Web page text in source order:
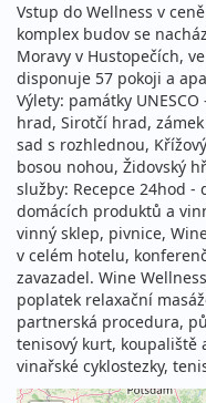
Vstup do Wellness v
komplex budov se
Moravy v Hustopečích,
disponuje 57 pokoji a
Výlety: památky
hrad, Sirotčí hrad,
sad s rozhlednou,
bosou nohou, Židovský
služby: Recepce 24hod
domácích produktů a
vinný sklep, pivnice,
v celém hotelu,
zavazadel. Wine
poplatek relaxační
partnerská procedura,
tenisový kurt, koupaliště
vinařské cyklostezky,